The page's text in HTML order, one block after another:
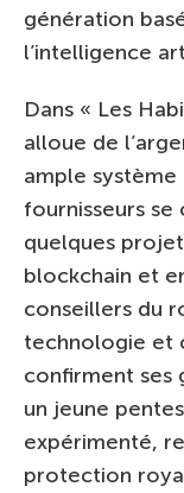
génération
l’intelligence
Dans « Les
alloue de
ample
fournisseurs
quelques
blockchain et
conseillers du
technologie et
confirment ses
un jeune
expérimenté,
protection